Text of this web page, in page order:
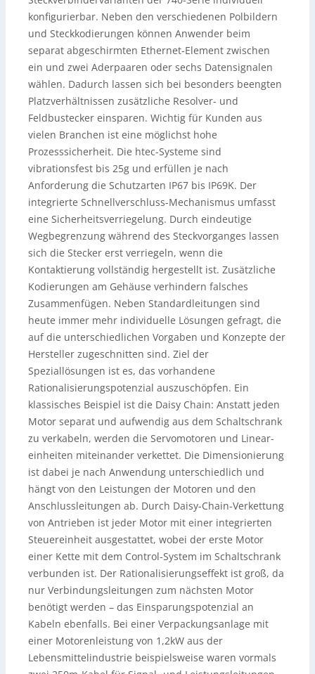
konfigurierbar. Neben den verschiedenen Polbildern
und Steckkodierungen können Anwender beim
separat abgeschirmten Ethernet-Element zwischen
ein und zwei Aderpaaren oder sechs Datensignalen
wählen. Dadurch lassen sich bei besonders beengten
Platzverhältnissen zusätzliche Resolver- und
Feldbustecker einsparen. Wichtig für Kunden aus
vielen Branchen ist eine möglichst hohe
Prozesssicherheit. Die htec-Systeme sind
vibrationsfest bis 25g und erfüllen je nach
Anforderung die Schutzarten IP67 bis IP69K. Der
integrierte Schnellverschluss-Mechanismus umfasst
eine Sicherheitsverriegelung. Durch eindeutige
Wegbegrenzung während des Steckvorganges lassen
sich die Stecker erst verriegeln, wenn die
Kontaktierung vollständig hergestellt ist. Zusätzliche
Kodierungen am Gehäuse verhindern falsches
Zusammenfügen. Neben Standardleitungen sind
heute immer mehr individuelle Lösungen gefragt, die
auf die unterschiedlichen Vorgaben und Konzepte der
Hersteller zugeschnitten sind. Ziel der
Speziallösungen ist es, das vorhandene
Rationalisierungspotenzial auszuschöpfen. Ein
klassisches Beispiel ist die Daisy Chain: Anstatt jeden
Motor separat und aufwendig aus dem Schaltschrank
zu verkabeln, werden die Servomotoren und Linear-
einheiten miteinander verkettet. Die Dimensionierung
ist dabei je nach Anwendung unterschiedlich und
hängt von den Leistungen der Motoren und den
Anschlussleitungen ab. Durch Daisy-Chain-Verkettung
von Antrieben ist jeder Motor mit einer integrierten
Steuereinheit ausgestattet, wobei der erste Motor
einer Kette mit dem Control-System im Schaltschrank
verbunden ist. Der Rationalisierungseffekt ist groß, da
nur Verbindungsleitungen zum nächsten Motor
benötigt werden – das Einsparungspotenzial an
Kabeln ebenfalls. Bei einer Verpackungsanlage mit
einer Motorenleistung von 1,2kW aus der
Lebensmittelindustrie beispielsweise waren vormals